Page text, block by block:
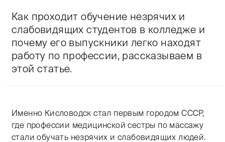
Как проходит обучение незрячих и
слабовидящих студентов в колледже и
почему его выпускники легко находят
работу по профессии, рассказываем в
этой статье.
Тифлокомментарий: цветная фотография. Входная
Именно Кисловодск стал первым городом СССР,
где профессии медицинской сестры по массажу
стали обучать незрячих и слабовидящих людей.